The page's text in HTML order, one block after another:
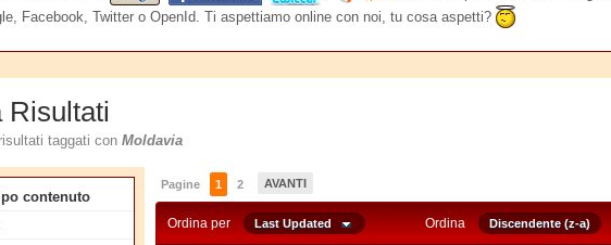
Facebook, Twitter o OpenId. Ti aspettiamo online con noi, tu cosa aspetti?
Risultati
risultati taggati con Moldavia
contenuto
Pagine 1 2 AVANTI
Ordina per Last Updated Ordina Discendente (z-a)